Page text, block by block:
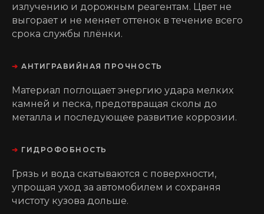
излучению и дорожным реагентам. Цвет не
выгорает и не меняет оттенок в течение всего
срока службы плёнки.
➔ АНТИГРАВИЙНАЯ ПРОЧНОСТЬ
Материал поглощает энергию удара мелких
камней и песка, предотвращая сколы до
металла и последующее развитие коррозии.
➔ ГИДРОФОБНОСТЬ
Грязь и вода скатываются с поверхности,
упрощая уход за автомобилем и сохраняя
чистоту кузова дольше.